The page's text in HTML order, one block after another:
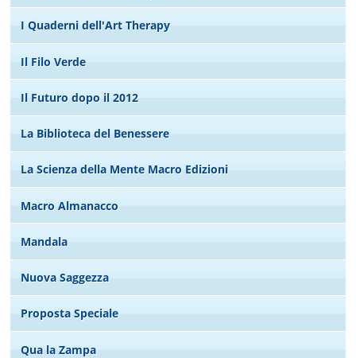
I Quaderni dell'Art Therapy
Il Filo Verde
Il Futuro dopo il 2012
La Biblioteca del Benessere
La Scienza della Mente Macro Edizioni
Macro Almanacco
Mandala
Nuova Saggezza
Proposta Speciale
Qua la Zampa